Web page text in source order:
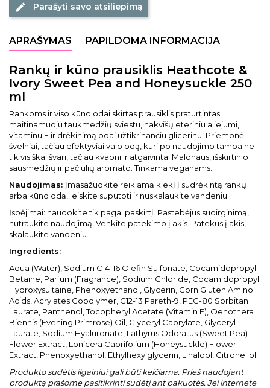
edit Parašyti savo atsiliepimą
APRAŠYMAS PAPILDOMA INFORMACIJA
Rankų ir kūno prausiklis Heathcote &
Ivory Sweet Pea and Honeysuckle 250
ml
Rankoms ir viso kūno odai skirtas prausiklis praturtintas
maitinamuoju taukmedžių sviestu, nakvišų eteriniu aliejumi,
vitaminu E ir drėkinimą odai užtikrinančiu glicerinu. Priemonė
švelniai, tačiau efektyviai valo odą, kuri po naudojimo tampa ne
tik visiškai švari, tačiau kvapni ir atgaivinta. Malonaus, išskirtinio
sausmedžių ir pačiulių aromato. Tinkama veganams.
Naudojimas: įmasažuokite reikiamą kiekį į sudrėkintą rankų
arba kūno odą, leiskite suputoti ir nuskalaukite vandeniu.
Įspėjimai: naudokite tik pagal paskirtį. Pastebėjus sudirginimą,
nutraukite naudojimą. Venkite patekimo į akis. Patekus į akis,
skalaukite vandeniu.
Ingredients:
Aqua (Water), Sodium C14-16 Olefin Sulfonate, Cocamidopropyl
Betaine, Parfum (Fragrance), Sodium Chloride, Cocamidopropyl
Hydroxysultaine, Phenoxyethanol, Glycerin, Corn Gluten Amino
Acids, Acrylates Copolymer, C12-13 Pareth-9, PEG-80 Sorbitan
Laurate, Panthenol, Tocopheryl Acetate (Vitamin E), Oenothera
Biennis (Evening Primrose) Oil, Glyceryl Caprylate, Glyceryl
Laurate, Sodium Hyaluronate, Lathyrus Odoratus (Sweet Pea)
Flower Extract, Lonicera Caprifolium (Honeysuckle) Flower
Extract, Phenoxyethanol, Ethylhexylglycerin, Linalool, Citronellol.
Produkto sudėtis ilgainiui gali būti keičiama. Prieš naudojant
produktą prašome pasitikrinti sudėtį ant pakuotės. Jei internete